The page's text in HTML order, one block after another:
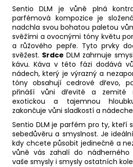
Sentio DLM je vůně plná
parfémová kompozice je
nadchla svou bohatou paletou
svěžími a ovocnými tóny květu
a růžového pepře. Tyto prvky
svěžest. Srdce DLM zahrnuje
kávu. Káva v této fázi dodává
nádech, který je výrazný a
tóny obsahují cedrové dřevo,
přináší vůni dřevité a zemité
exotickou a tajemnou
zakončuje vůni sladkostí a
Sentio DLM je parfém pro ty, kteří
sebedůvěru a smyslnost. Je
kdy chcete působit jedinečně a
vůně vás zahalí do
vaše smysly i smysly ostatních